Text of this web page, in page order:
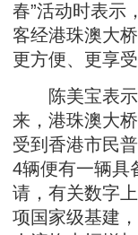
春”活动时表示
客经港珠澳大
更方便、更享受
陈美宝表示
来，港珠澳大
受到香港市民
4辆便有一辆具
请，有关数字
项国家级基建